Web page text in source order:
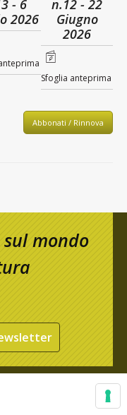
- 6
2026
n.12 - 22
Giugno
2026
Sfoglia anteprima
Abbonati / Rinnova
mondo